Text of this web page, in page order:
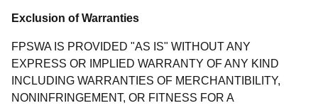
Exclusion of Warranties
FPSWA IS PROVIDED "AS IS" WITHOUT ANY
EXPRESS OR IMPLIED WARRANTY OF ANY KIND
INCLUDING WARRANTIES OF MERCHANTIBILITY,
NONINFRINGEMENT, OR FITNESS FOR A